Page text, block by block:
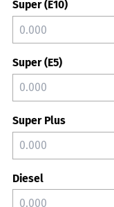
Super (E10)
Super (E5)
Super Plus
Diesel